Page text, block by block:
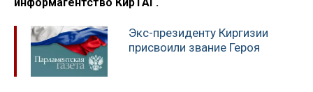
Экс-президенту Киргизии
присвоили звание Героя